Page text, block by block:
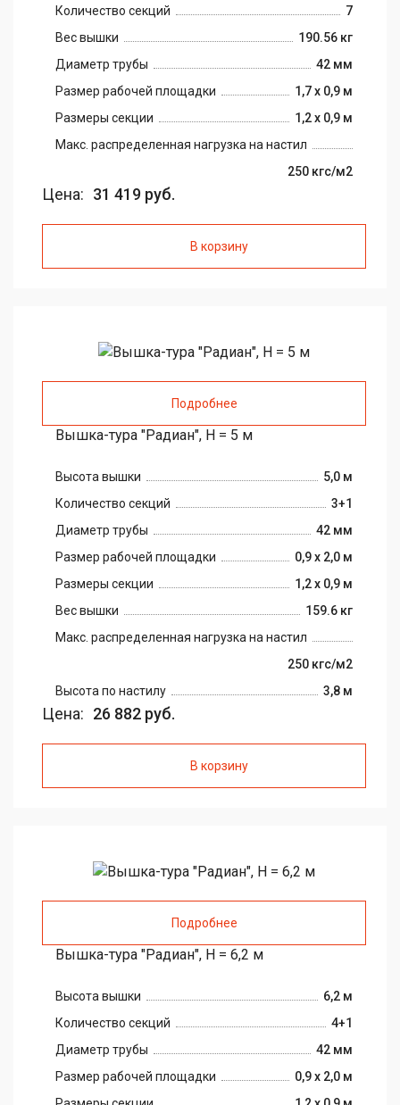
Количество секций
7
Вес вышки
190.56 кг
Диаметр трубы
42 мм
Размер рабочей площадки
1,7 х 0,9 м
Размеры секции
1,2 х 0,9 м
Макс. распределенная нагрузка на настил
250 кгс/м2
Цена: 31 419 руб.
В корзину
Подробнее
Вышка-тура "Радиан", H = 5 м
Высота вышки
5,0 м
Количество секций
3+1
Диаметр трубы
42 мм
Размер рабочей площадки
0,9 х 2,0 м
Размеры секции
1,2 х 0,9 м
Вес вышки
159.6 кг
Макс. распределенная нагрузка на настил
250 кгс/м2
Высота по настилу
3,8 м
Цена: 26 882 руб.
В корзину
Подробнее
Вышка-тура "Радиан", H = 6,2 м
Высота вышки
6,2 м
Количество секций
4+1
Диаметр трубы
42 мм
Размер рабочей площадки
0,9 х 2,0 м